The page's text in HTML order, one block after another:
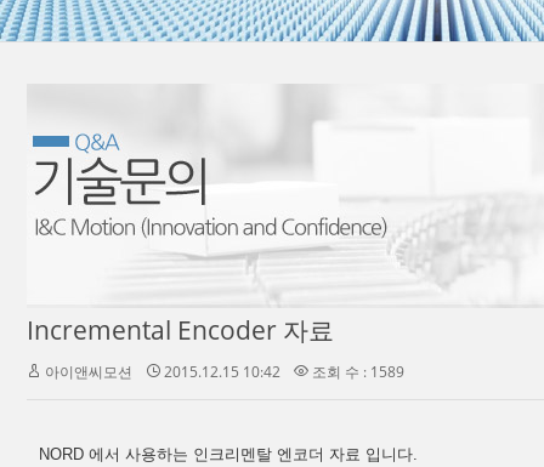
Incremental Encoder 자료
아이앤씨모션 2015.12.15 10:42 조회 수 : 1589
NORD 에서 사용하는 인크리멘탈 엔코더 자료 입니다.